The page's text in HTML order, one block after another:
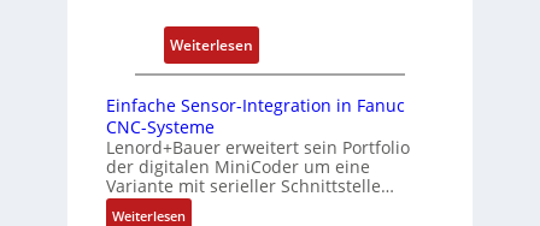
i
t
o
s
m
Weiterlesen:
D
h
g
e
Einfache Sensor-Integration in Fanuc
CNC-Systeme
Lenord+Bauer erweitert sein Portfolio
der digitalen MiniCoder um eine
Variante mit serieller Schnittstelle…
Weiterlesen: